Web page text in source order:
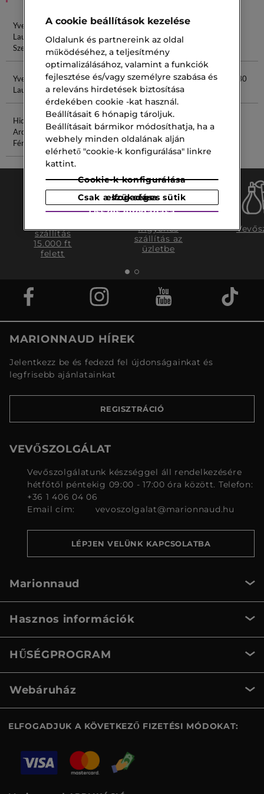
Yves Saint
Laurent
Szempillaspirál
Yves Saint
Laurent
Highlighter
Lash Mascara
Yves Saint
Laurent 6
Marc Daisy Versace Férfi
In Parfum 30
Hidratáló
Arckrém
Férfiaknak
5%
szállítás
15.000 ft
felett
Ingyenes
szállítás az
üzletbe
MARIONNAUD HÍREK
Jelentkezz be és fedezd fel újdonságainkat és
legfrisebb ajánlatainkat
REGISZTRÁCIÓ
VEVŐSZOLGÁLAT
Vevőszolgálatunk készséggel áll rendelkezésére
hétfőtől péntekig 09:00 - 17:00 óra között. Telefon:
+36 1 406 04 06
Email cím:
vevoszolgalat@marionnaud.hu
LÉPJEN VELÜNK KAPCSOLATBA
Marionnaud
Hasznos információk
HŰSÉGPROGRAM
Webáruház
ELFOGADJUK A KÖVETKEZŐ FIZETÉSI MÓDOKAT:
A cookie beállítások kezelése
Oldalunk és partnereink az oldal
működéséhez, a teljesítmény
optimalizálásához, valamint a funkciók
fejlesztése és/vagy személyre szabása és
a releváns hirdetések biztosítása
érdekében cookie -kat használ.
Beállításait 6 hónapig tároljuk.
Beállításait bármikor módosíthatja, ha a
webhely minden oldalának alján
elérhető "cookie-k konfigurálása" linkre
kattint.
Cookie-k konfigurálása
Csak a szükséges sütik elfogadása
Összes elfogadása